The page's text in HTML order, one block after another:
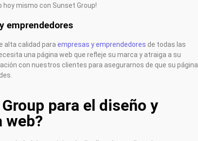
hoy mismo con Sunset Group!
emprendedores
alta calidad para empresas y emprendedores de todas las
una página web que refleje su marca y atraiga a su
con nuestros clientes para asegurarnos de que su página
para el diseño y
web?